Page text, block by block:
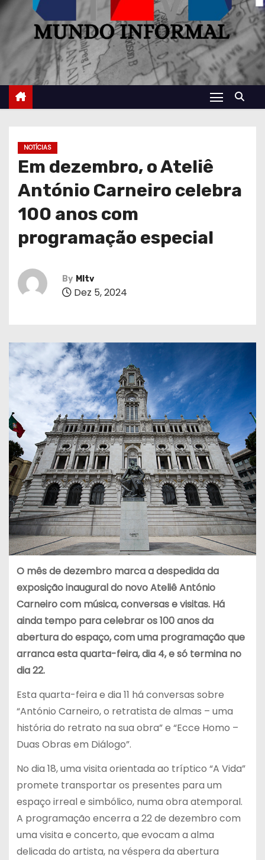
NOTÍCIAS
Em dezembro, o Ateliê
António Carneiro celebra
100 anos com
programação especial
By MItv
Dez 5, 2024
O mês de dezembro marca a despedida da
exposição inaugural do novo Ateliê António
Carneiro com música, conversas e visitas. Há
ainda tempo para celebrar os 100 anos da
abertura do espaço, com uma programação que
arranca esta quarta-feira, dia 4, e só termina no
dia 22.
Esta quarta-feira e dia 11 há conversas sobre
“António Carneiro, o retratista de almas – uma
história do retrato na sua obra” e “Ecce Homo –
Duas Obras em Diálogo”.
No dia 18, uma visita orientada ao tríptico “A Vida”
promete transportar os presentes para um
espaço irreal e simbólico, numa obra atemporal.
A programação encerra a 22 de dezembro com
uma visita e concerto, que evocam a alma
delicada do artista, na véspera da abertura